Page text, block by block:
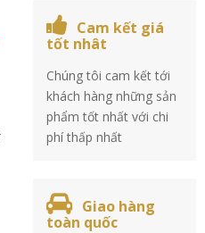
Cam kết giá
tốt nhât
Chúng tôi cam kết tới
khách hàng những sản
phẩm tốt nhất với chi
phí thấp nhất
Giao hàng
toàn quốc